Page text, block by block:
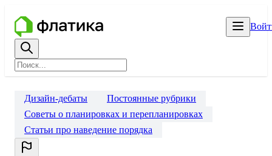
Дизайн-дебаты
Постоянные рубрики
Советы о планировках и перепланировках
Статьи про наведение порядка